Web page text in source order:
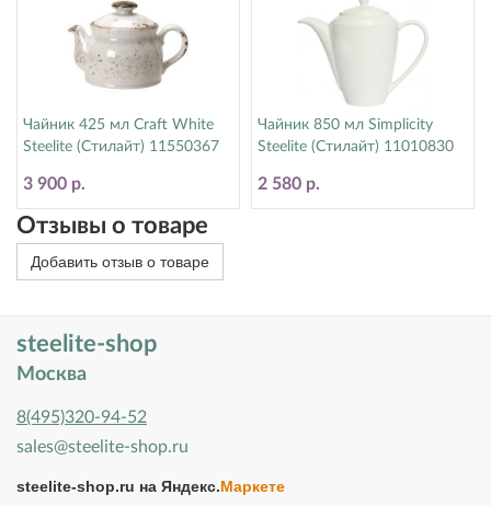
Чайник 425 мл Craft White
Steelite (Стилайт) 11550367
3 900 р.
Чайник 850 мл Simplicity
Steelite (Стилайт) 11010830
2 580 р.
Отзывы о товаре
Добавить отзыв о товаре
steelite-shop
Москва
8(495)320-94-52
sales@steelite-shop.ru
steelite-shop.ru на Яндекс.Маркете